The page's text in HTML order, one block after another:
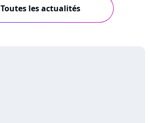
Toutes les actualités